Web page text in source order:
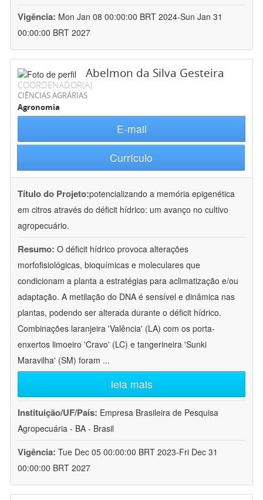
Vigência: Mon Jan 08 00:00:00 BRT 2024-Sun Jan 31
00:00:00 BRT 2027
Abelmon da Silva Gesteira
COORDENADOR(A)
CIÊNCIAS AGRÁRIAS
Agronomia
E-mail
Currículo
Título do Projeto:potencializando a memória epigenética
em citros através do déficit hídrico: um avanço no cultivo
agropecuário.
Resumo: O déficit hídrico provoca alterações
morfofisiológicas, bioquímicas e moleculares que
condicionam a planta a estratégias para aclimatização e/ou
adaptação. A metilação do DNA é sensível e dinâmica nas
plantas, podendo ser alterada durante o déficit hídrico.
Combinações laranjeira 'Valência' (LA) com os porta-
enxertos limoeiro 'Cravo' (LC) e tangerineira 'Sunki
Maravilha' (SM) foram ...
leia mais
Instituição/UF/País: Empresa Brasileira de Pesquisa
Agropecuária - BA - Brasil
Vigência: Tue Dec 05 00:00:00 BRT 2023-Fri Dec 31
00:00:00 BRT 2027